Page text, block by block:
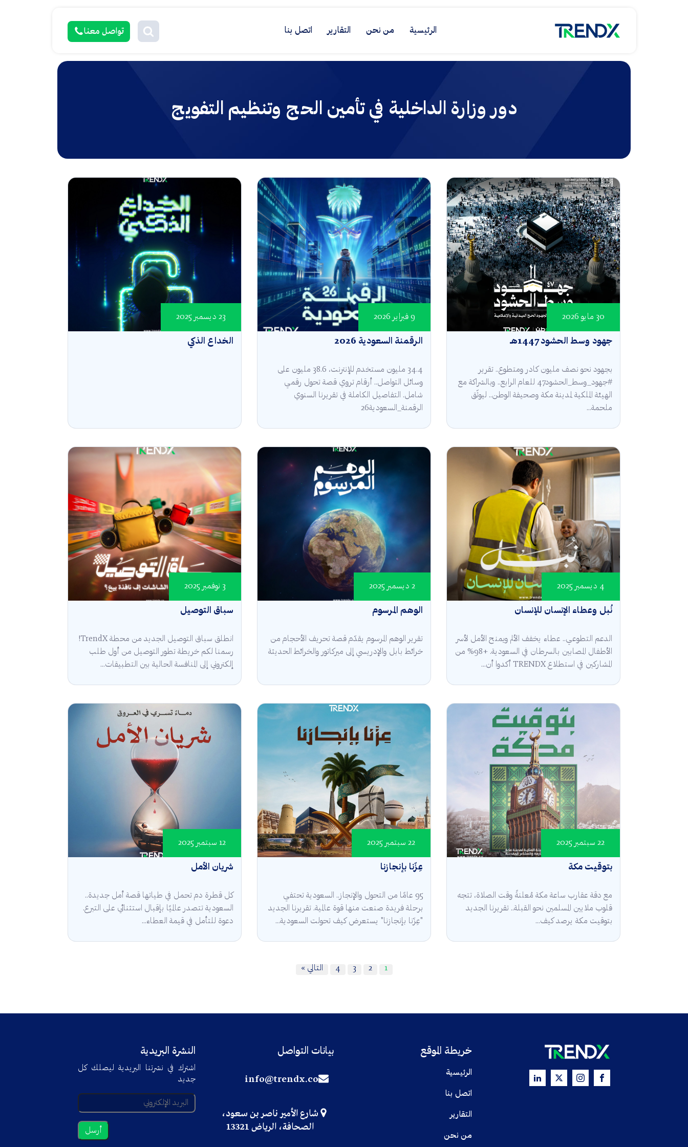
الرئيسية من نحن التقارير اتصل بنا تواصل معنا
دور وزارة الداخلية في تأمين الحج وتنظيم التفويج
جهود وسط الحشود 1447هـ
30 مايو 2026
بجهود نحو نصف مليون كادر ومتطوع.. تقرير
#جهود_وسط_الحشود47 للعام الرابع.. وبالشراكة مع
الهيئة الملكية لمدينة مكة وصحيفة الوطن.. ليوثّق
ملحمة...
الرقمنة السعودية 2026
9 فبراير 2026
34.4 مليون مستخدم للإنترنت، 38.6 مليون على
وسائل التواصل.. أرقام تروي قصة تحول رقمي
شامل. التفاصيل الكاملة في تقريرنا السنوي
الرقمنة_السعودية26
الخداع الذكي
23 ديسمبر 2025
نُبل وعطاء الإنسان للإنسان
4 ديسمبر 2025
الدعم التطوعي.. عطاء يخفف الألم ويمنح الأمل لأسر
الأطفال المصابين بالسرطان في السعودية. +98% من
المشاركين في استطلاع TRENDX أكدوا أن...
الوهم المرسوم
2 ديسمبر 2025
تقرير الوهم المرسوم يقدّم قصة تحريف الأحجام من
خرائط بابل والإدريسي إلى ميركاتور والخرائط الحديثة
سباق التوصيل
3 نوفمبر 2025
انطلق سباق التوصيل الجديد من محطة TrendX!
رسمنا لكم خريطة تطور التوصيل من أول طلب
إلكتروني إلى المنافسة الحالية بين التطبيقات...
بتوقيت مكة
22 سبتمبر 2025
مع دقة عقارب ساعة مكة مُعلنةً وقت الصلاة، تتجه
قلوب ملايين المسلمين نحو القبلة.. تقريرنا الجديد
بتوقيت مكة يرصد كيف...
عِزّنا بإنجازنا
22 سبتمبر 2025
95 عامًا من التحول والإنجاز.. السعودية تحتفي
برحلة فريدة صنعت منها قوة عالمية. تقريرنا الجديد
"عِزّنا بإنجازنا" يستعرض كيف تحولت السعودية...
شريان الأمل
12 سبتمبر 2025
كل قطرة دم تحمل في طياتها قصة أمل جديدة..
السعودية تتصدر عالميًا بإقبال استثنائي على التبرع.
دعوة للتأمل في قيمة العطاء...
1
2
3
4 التالي »
خريطة الموقع
الرئيسية
اتصل بنا
التقارير
من نحن
بيانات التواصل
info@trendx.co
شارع الأمير ناصر بن سعود،
الصحافة، الرياض 13321
النشرة البريدية
اشترك في نشرتنا البريدية ليصلك كل
جديد